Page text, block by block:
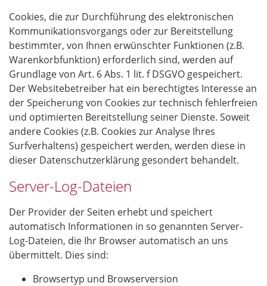
Cookies, die zur Durchführung des elektronischen
Kommunikationsvorgangs oder zur Bereitstellung
bestimmter, von Ihnen erwünschter Funktionen (z.B.
Warenkorbfunktion) erforderlich sind, werden auf
Grundlage von Art. 6 Abs. 1 lit. f DSGVO gespeichert.
Der Websitebetreiber hat ein berechtigtes Interesse an
der Speicherung von Cookies zur technisch fehlerfreien
und optimierten Bereitstellung seiner Dienste. Soweit
andere Cookies (z.B. Cookies zur Analyse Ihres
Surfverhaltens) gespeichert werden, werden diese in
dieser Datenschutzerklärung gesondert behandelt.
Server-Log-Dateien
Der Provider der Seiten erhebt und speichert
automatisch Informationen in so genannten Server-
Log-Dateien, die Ihr Browser automatisch an uns
übermittelt. Dies sind:
Browsertyp und Browserversion